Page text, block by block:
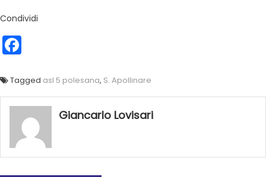
Condividi
Tagged asl 5 polesana, S. Apollinare
Giancarlo Lovisari